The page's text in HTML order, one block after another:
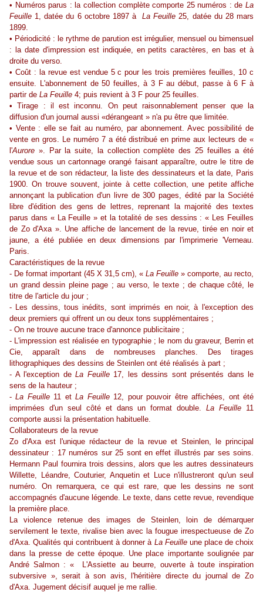
• Numéros parus : la collection complète comporte 25 numéros : de La
Feuille 1, datée du 6 octobre 1897 àLa Feuille 25, datée du 28 mars
1899.
• Périodicité : le rythme de parution est irrégulier, mensuel ou bimensuel
: la date d'impression est indiquée, en petits caractères, en bas et à
droite du verso.
• Coût : la revue est vendue 5 c pour les trois premières feuilles, 10 c
ensuite. L'abonnement de 50 feuilles, à 3 F au début, passe à 6 F à
partir de La Feuille 4; puis revient à 3 F pour 25 feuilles.
• Tirage : il est inconnu. On peut raisonnablement penser que la
diffusion d'un journal aussi «dérangeant » n'a pu être que limitée.
• Vente : elle se fait au numéro, par abonnement. Avec possibilité de
vente en gros. Le numéro 7 a été distribué en prime aux lecteurs de «
l'Aurore ». Par la suite, la collection complète des 25 feuilles a été
vendue sous un cartonnage orangé faisant apparaître, outre le titre de
la revue et de son rédacteur, la liste des dessinateurs et la date, Paris
1900. On trouve souvent, jointe à cette collection, une petite affiche
annonçant la publication d'un livre de 300 pages, édité par la Société
libre d'édition des gens de lettres, reprenant la majorité des textes
parus dans « La Feuille » et la totalité de ses dessins : « Les Feuilles
de Zo d'Axa ». Une affiche de lancement de la revue, tirée en noir et
jaune, a été publiée en deux dimensions par l'imprimerie 'Verneau.
Paris.
Caractéristiques de la revue
- De format important (45 X 31,5 cm), « La Feuille » comporte, au recto,
un grand dessin pleine page ; au verso, le texte ; de chaque côté, le
titre de l'article du jour ;
- Les dessins, tous inédits, sont imprimés en noir, à l'exception des
deux premiers qui offrent un ou deux tons supplémentaires ;
- On ne trouve aucune trace d'annonce publicitaire ;
- L'impression est réalisée en typographie ; le nom du graveur, Berrin et
Cie, apparaît dans de nombreuses planches. Des tirages
lithographiques des dessins de Steinlen ont été réalisés à part ;
- A l'exception de La Feuille17, les dessins sont présentés dans le
sens de la hauteur ;
-La Feuille11 etLa Feuille12, pour pouvoir être affichées, ont été
imprimées d'un seul côté et dans un format double.La Feuille 11
comporte aussi la présentation habituelle.
Collaborateurs de la revue
Zo d'Axa est l'unique rédacteur de la revue et Steinlen, le principal
dessinateur : 17 numéros sur 25 sont en effet illustrés par ses soins.
Hermann Paul fournira trois dessins, alors que les autres dessinateurs
Willette, Léandre, Couturier, Anquetin et Luce n'illustreront qu'un seul
numéro. On remarquera, ce qui est rare, que les dessins ne sont
accompagnés d'aucune légende. Le texte, dans cette revue, revendique
la première place.
La violence retenue des images de Steinlen, loin de démarquer
servilement le texte, rivalise bien avec la fougue irrespectueuse de Zo
d'Axa. Qualités qui contribuent à donner à La Feuilleune place de choix
dans la presse de cette époque. Une place importante soulignée par
André Salmon : « L'Assiette au beurre, ouverte à toute inspiration
subversive », serait à son avis, l'héritière directe du journal de Zo
d'Axa. Jugement décisif auquel je me rallie.